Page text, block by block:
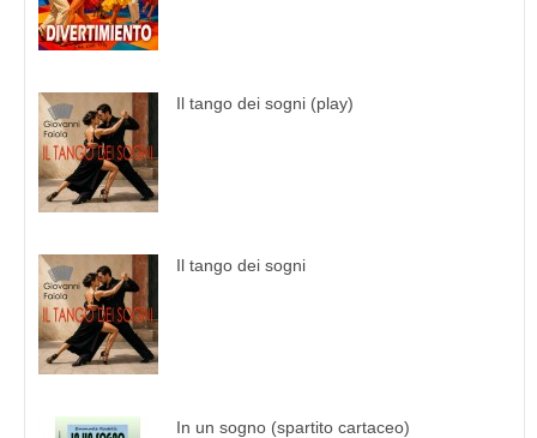
Il tango dei sogni (play)
Il tango dei sogni
In un sogno (spartito cartaceo)